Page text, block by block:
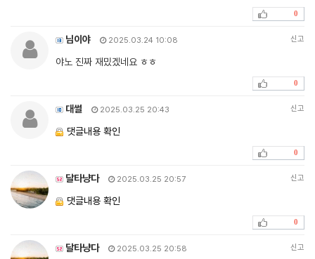
0
님이야 2025.03.24 10:08 신고
야노 진짜 재밌겠네요 ㅎㅎ
0
대썰 2025.03.25 20:43 신고
댓글내용 확인
0
달타냥다 2025.03.25 20:57 신고
댓글내용 확인
0
달타냥다 2025.03.25 20:58 신고